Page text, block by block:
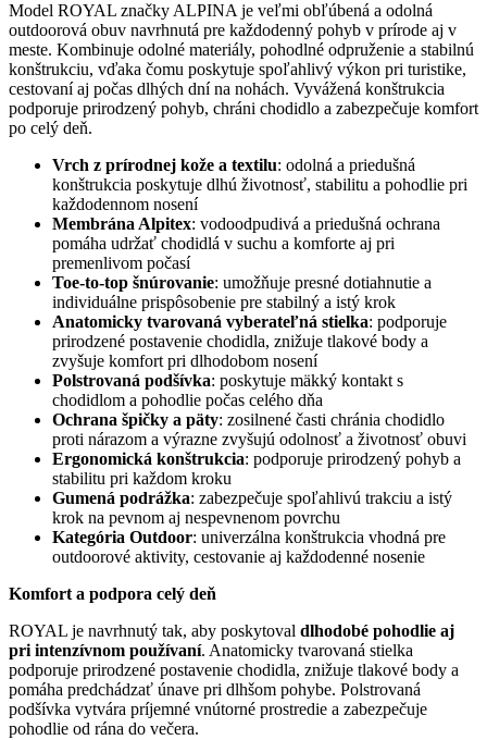
Model ROYAL značky ALPINA je veľmi obľúbená a odolná
outdoorová obuv navrhnutá pre každodenný pohyb v prírode aj v
meste. Kombinuje odolné materiály, pohodlné odpruženie a stabilnú
konštrukciu, vďaka čomu poskytuje spoľahlivý výkon pri turistike,
cestovaní aj počas dlhých dní na nohách. Vyvážená konštrukcia
podporuje prirodzený pohyb, chráni chodidlo a zabezpečuje komfort
po celý deň.
Vrch z prírodnej kože a textilu: odolná a priedušná
konštrukcia poskytuje dlhú životnosť, stabilitu a pohodlie pri
každodennom nosení
Membrána Alpitex: vodoodpudivá a priedušná ochrana
pomáha udržať chodidlá v suchu a komforte aj pri
premenlivom počasí
Toe-to-top šnúrovanie: umožňuje presné dotiahnutie a
individuálne prispôsobenie pre stabilný a istý krok
Anatomicky tvarovaná vyberateľná stielka: podporuje
prirodzené postavenie chodidla, znižuje tlakové body a
zvyšuje komfort pri dlhodobom nosení
Polstrovaná podšívka: poskytuje mäkký kontakt s
chodidlom a pohodlie počas celého dňa
Ochrana špičky a päty: zosilnené časti chránia chodidlo
proti nárazom a výrazne zvyšujú odolnosť a životnosť obuvi
Ergonomická konštrukcia: podporuje prirodzený pohyb a
stabilitu pri každom kroku
Gumená podrážka: zabezpečuje spoľahlivú trakciu a istý
krok na pevnom aj nespevnenom povrchu
Kategória Outdoor: univerzálna konštrukcia vhodná pre
outdoorové aktivity, cestovanie aj každodenné nosenie
Komfort a podpora celý deň
ROYAL je navrhnutý tak, aby poskytoval dlhodobé pohodlie aj
pri intenzívnom používaní. Anatomicky tvarovaná stielka
podporuje prirodzené postavenie chodidla, znižuje tlakové body a
pomáha predchádzať únave pri dlhšom pohybe. Polstrovaná
podšívka vytvára príjemné vnútorné prostredie a zabezpečuje
pohodlie od rána do večera.